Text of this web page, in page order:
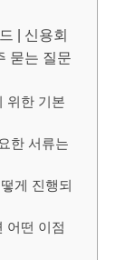
| 신용회
묻는 질문
위한 기본
한 서류는
게 진행되
어떤 이점